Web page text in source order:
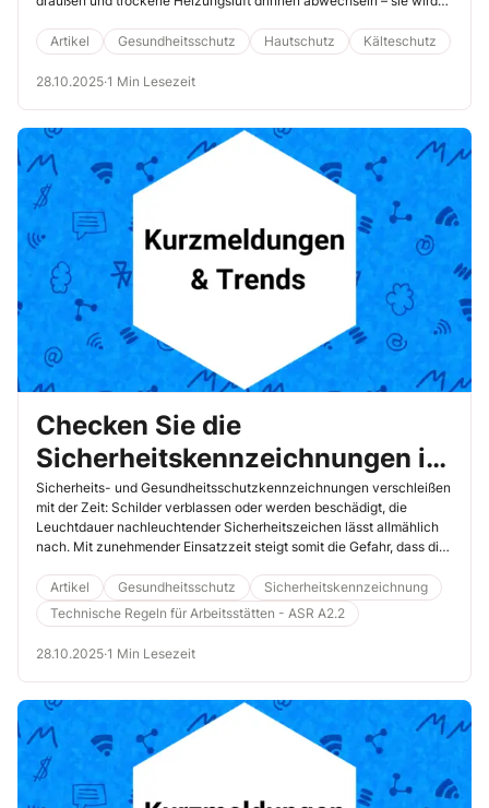
Artikel
Gesundheitsschutz Hautschutz Kälteschutz
28.10.2025·1 Min Lesezeit
Checken Sie die
Sicherheitskennzeichnungen in
Ihrem Betrieb regelmäßig
Sicherheits- und Gesundheitsschutzkennzeichnungen verschleißen
mit der Zeit: Schilder verblassen oder werden beschädigt, die
Leuchtdauer nachleuchtender Sicherheitszeichen lässt allmählich
nach. Mit zunehmender Einsatzzeit steigt somit die Gefahr, dass die
Artikel
Gesundheitsschutz
Sicherheitskennzeichnung
Technische Regeln für Arbeitsstätten - ASR A2.2
28.10.2025·1 Min Lesezeit